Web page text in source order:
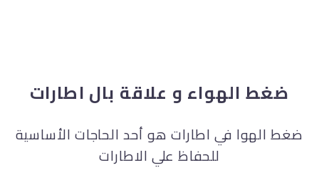
ضغط الهواء و علاقة بال اطارات
ضغط الهوا في اطارات هو أحد الحاجات الأساسية
للحفاظ علي الاطارات